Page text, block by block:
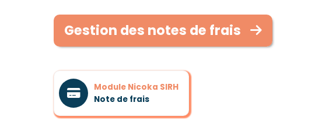
Gestion des notes de frais
Module Nicoka SIRH
Note de frais